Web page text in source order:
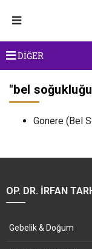
DİĞER
"bel soğukluğu
Gonere (Bel
OP. DR. İRFAN
Gebelik & Doğum